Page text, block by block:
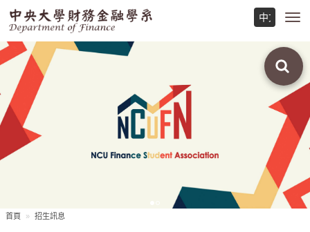
首頁 招生訊息